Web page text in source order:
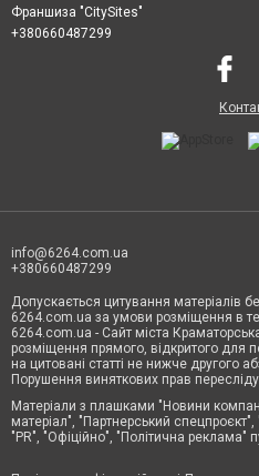
Франшиза "CitySites"
+380660487299
info@6264.com.ua
+380660487299
Допускається цитування матеріалів
6264.com.ua за умови розміщення в
6264.com.ua - Сайт міста
розміщення прямого, відкритого для
на цитовані статті не нижче другого
Порушення виняткових прав
Матеріали з плашками "Новини
матеріал", "Партнерський спецпроєкт",
"PR", "Офіційно", "Політична реклама"